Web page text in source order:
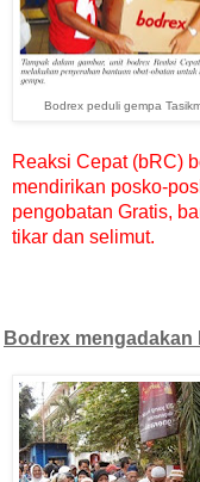
Bodrex peduli gempa
Reaksi Cepat (bRC)
mendirikan posko-
pengobatan Gratis,
tikar dan selimut.
Bodrex mengadakan